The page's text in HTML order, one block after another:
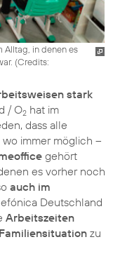
Alltag, in denen es
(Credits:
stark
/ O2 hat im
dass alle
immer möglich –
gehört
es vorher noch
auch im
Deutschland
Arbeitszeiten
zu